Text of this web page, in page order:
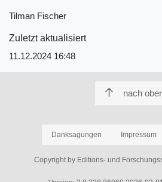
Tilman Fischer
Zuletzt aktualisiert
11.12.2024 16:48
nach
Danksagungen Impressum
Copyright by Editions- und